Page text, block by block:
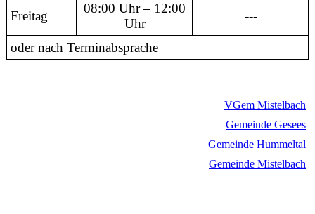
Freitag
08:00 Uhr – 12:00
Uhr
---
oder nach Terminabsprache
VGem Mistelbach
Gemeinde Gesees
Gemeinde Hummeltal
Gemeinde Mistelbach